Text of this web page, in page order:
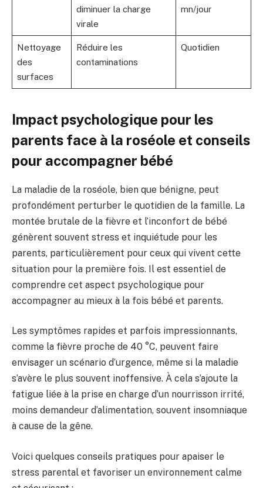
diminuer la charge
virale
mn/jour
Nettoyage
des
surfaces
Réduire les
contaminations
Quotidien
Impact psychologique pour les
parents face à la roséole et conseils
pour accompagner bébé
La maladie de la roséole, bien que bénigne, peut
profondément perturber le quotidien de la famille. La
montée brutale de la fièvre et l’inconfort de bébé
génèrent souvent stress et inquiétude pour les
parents, particulièrement pour ceux qui vivent cette
situation pour la première fois. Il est essentiel de
comprendre cet aspect psychologique pour
accompagner au mieux à la fois bébé et parents.
Les symptômes rapides et parfois impressionnants,
comme la fièvre proche de 40 °C, peuvent faire
envisager un scénario d’urgence, même si la maladie
s’avère le plus souvent inoffensive. À cela s’ajoute la
fatigue liée à la prise en charge d’un nourrisson irrité,
moins demandeur d’alimentation, souvent insomniaque
à cause de la gêne.
Voici quelques conseils pratiques pour apaiser le
stress parental et favoriser un environnement calme